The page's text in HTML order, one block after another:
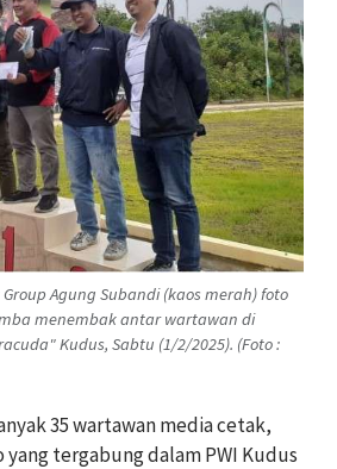
Group Agung Subandi (kaos merah) foto
menembak antar wartawan di
Kudus, Sabtu (1/2/2025). (Foto :
35 wartawan media cetak,
yang tergabung dalam PWI Kudus